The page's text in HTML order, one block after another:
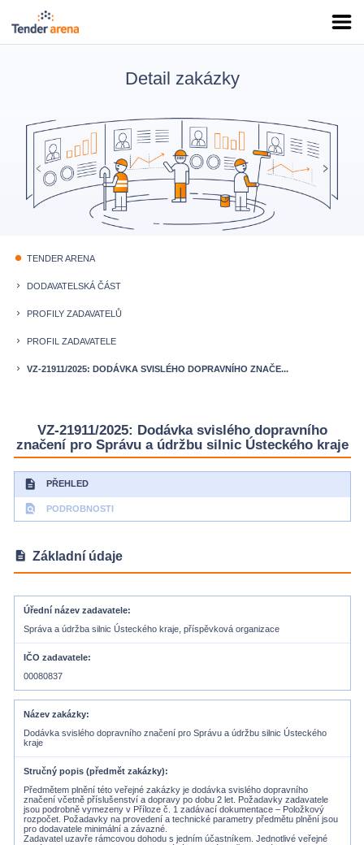
Detail zakázky
fiber_manual_record TENDER ARENA
keyboard_arrow_right DODAVATELSKÁ ČÁST
keyboard_arrow_right PROFILY ZADAVATELŮ
keyboard_arrow_right PROFIL ZADAVATELE
keyboard_arrow_right VZ-21911/2025: DODÁVKA SVISLÉHO DOPRAVNÍHO ZNAČE...
VZ-21911/2025: Dodávka svislého dopravního
značení pro Správu a údržbu silnic Ústeckého kraje
description PŘEHLED
find_in_page PODROBNOSTI
description Základní údaje
Úřední název zadavatele
Správa a údržba silnic Ústeckého kraje, příspěvková organizace
IČO zadavatele
00080837
Název zakázky
Dodávka svislého dopravního značení pro Správu a údržbu silnic Ústeckého
kraje
Stručný popis (předmět zakázky)
Předmětem plnění této veřejné zakázky je dodávka svislého dopravního
značení včetně příslušenství a dopravy po dobu 2 let. Požadavky zadavatele
jsou podrobně vymezeny v Příloze č. 1 zadávací dokumentace – Položkový
rozpočet. Požadavky na provedení a technické parametry předmětu plnění jsou
pro dodavatele minimální a závazné.
Zadavatel uzavře rámcovou dohodu s jedním účastníkem. Jednotlivé veřejné